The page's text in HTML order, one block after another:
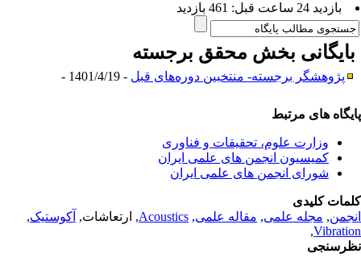
بازديد 24 ساعت قبل: 461 بازدید
بخش محقق برجسته
پژوهشگر برجسته- منتخبین دوره‌های قبل- 1401/4/19 -
های مرتبط
وزارت علوم، تحقیقات و فناوری
کمیسیون انجمن های علمی ایران
شورای انجمن های علمی ایران
کلیدی
,مجله علمی, مقاله علمی,
Acoustics, ارتعاشات,آکوستیک,
,